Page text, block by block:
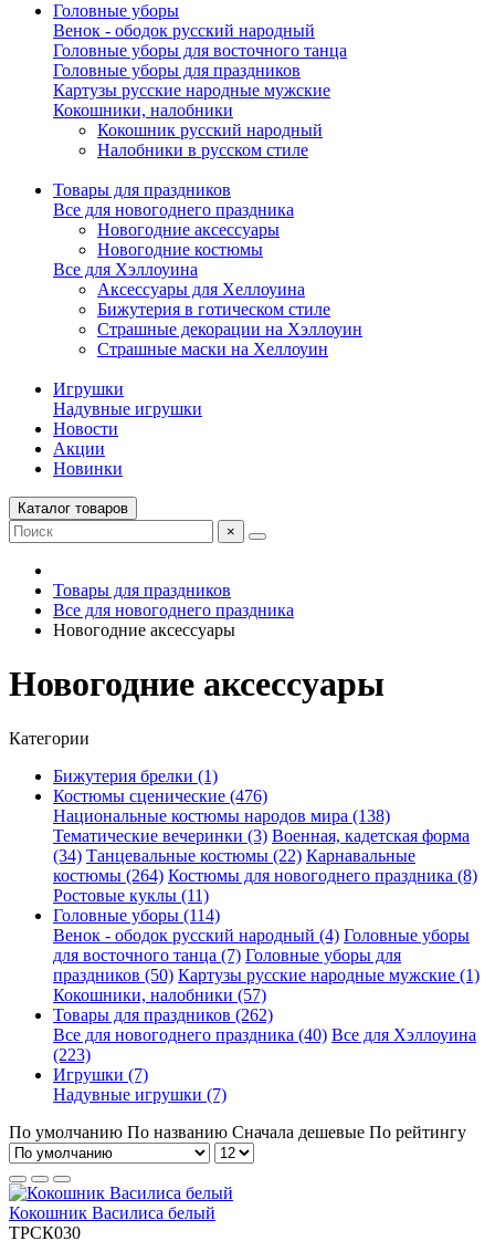
Головные уборы
Венок - ободок русский народный
Головные уборы для восточного танца
Головные уборы для праздников
Картузы русские народные мужские
Кокошники, налобники
Кокошник русский народный
Налобники в русском стиле
Товары для праздников
Все для новогоднего праздника
Новогодние аксессуары
Новогодние костюмы
Все для Хэллоуина
Аксессуары для Хеллоуина
Бижутерия в готическом стиле
Страшные декорации на Хэллоуин
Страшные маски на Хеллоуин
Игрушки
Надувные игрушки
Новости
Акции
Новинки
Каталог товаров
×
Товары для праздников
Все для новогоднего праздника
Новогодние аксессуары
Новогодние аксессуары
Категории
Бижутерия брелки (1)
Костюмы сценические (476)
Национальные костюмы народов мира (138)
Тематические вечеринки (3) Военная, кадетская форма
(34) Танцевальные костюмы (22) Карнавальные
костюмы (264) Костюмы для новогоднего праздника (8)
Ростовые куклы (11)
Головные уборы (114)
Венок - ободок русский народный (4) Головные уборы
для восточного танца (7) Головные уборы для
праздников (50) Картузы русские народные мужские (1)
Кокошники, налобники (57)
Товары для праздников (262)
Все для новогоднего праздника (40) Все для Хэллоуина
(223)
Игрушки (7)
Надувные игрушки (7)
По умолчанию По названию Сначала дешевые По рейтингу
Кокошник Василиса белый
ТРСК030